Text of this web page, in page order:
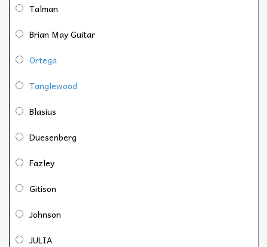
Talman
Brian May Guitar
Ortega
Tanglewood
Blasius
Duesenberg
Fazley
Gitison
Johnson
JULIA